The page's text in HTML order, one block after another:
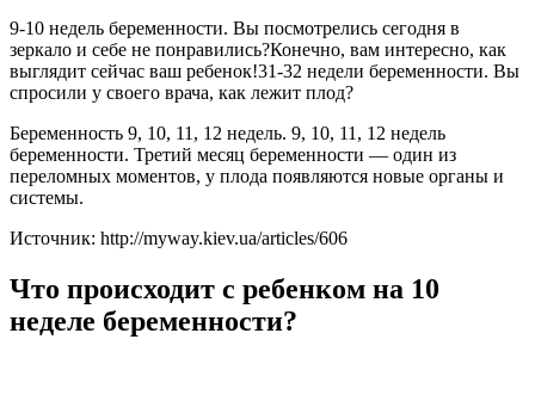
9-10 недель беременности. Вы посмотрелись сегодня в
зеркало и себе не понравились?Конечно, вам интересно, как
выглядит сейчас ваш ребенок!31-32 недели беременности. Вы
спросили у своего врача, как лежит плод?
Беременность 9, 10, 11, 12 недель. 9, 10, 11, 12 недель
беременности. Третий месяц беременности — один из
переломных моментов, у плода появляются новые органы и
системы.
Источник: http://myway.kiev.ua/articles/606
Что происходит с ребенком на 10
неделе беременности?